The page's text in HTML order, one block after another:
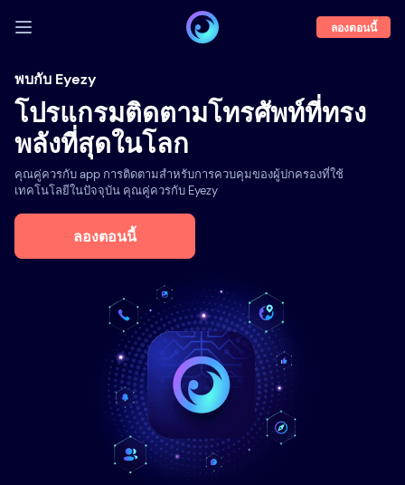
เข้าสู่ระบบ
ตัวอย่างการใช้
คุณสมบัติ
เกี่ยวกับเรา
บล็อก
ลองตอนนี้
พบกับ Eyezy
โปรแกรมติดตามโทรศัพท์ที่ทรง
พลังที่สุดในโลก
คุณคู่ควรกับ app การติดตามสำหรับการควบคุมของผู้ปกครองที่ใช้
เทคโนโลยีในปัจจุบัน คุณคู่ควรกับ Eyezy
ลองตอนนี้